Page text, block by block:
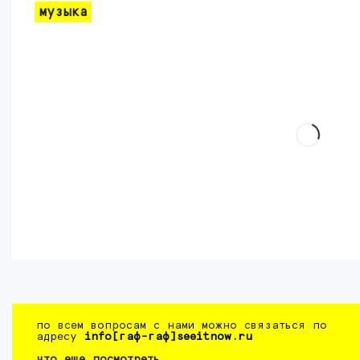
музыка
по всем вопросам с нами можно связаться по
адресу info[гаф-гаф]seeitnow.ru